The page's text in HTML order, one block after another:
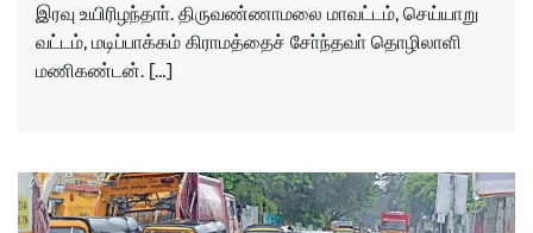
இரவு உயிரிழந்தாா். திருவண்ணாமலை மாவட்டம், செய்யாறு
வட்டம், மடிப்பாக்கம் கிராமத்தைச் சோ்ந்தவா் தொழிலாளி
மணிகண்டன். […]